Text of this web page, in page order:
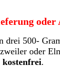
oder
drei 500-
oder
kostenfrei.